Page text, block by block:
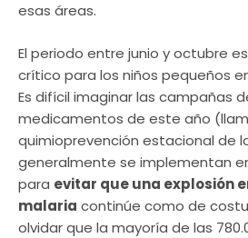
esas áreas.
El periodo entre junio y octubre
crítico para los niños pequeños
Es difícil imaginar las campañas
medicamentos de este año
quimioprevención estacional de
generalmente se implementan
para evitar que una explosión
malaria continúe como de
olvidar que la mayoría de las